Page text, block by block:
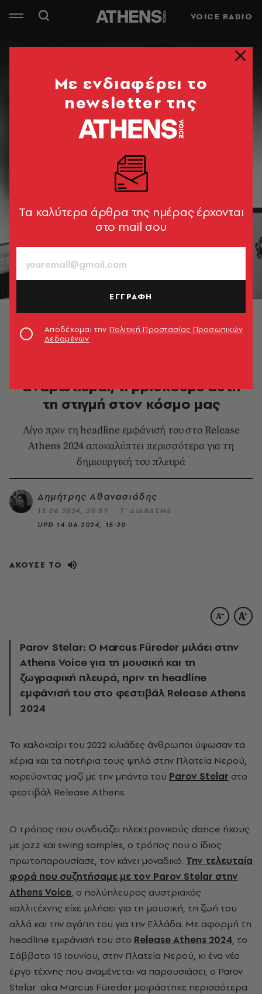
VOICE RADIO
© Tanja Schalling
αναρωτιέμαι, τι βρίσκουμε αυτή
τη στιγμή στον κόσμο μας
Λίγο πριν τη headline εμφάνισή του στο Release
Athens 2024 αποκαλύπτει περισσότερα για τη
δημιουργική του πλευρά
Δημήτρης Αθανασιάδης
13.06.2024, 20:59
7’ ΔΙΑΒΑΣΜΑ
UPD 14.06.2024, 15:20
ΑΚΟΥΣΕ ΤΟ
Parov Stelar: Ο Marcus Füreder μιλάει στην
Athens Voice για τη μουσική και τη
ζωγραφική πλευρά, πριν τη headline
εμφάνισή του στο φεστιβάλ Release Athens
2024
Το καλοκαίρι του 2022 χιλιάδες άνθρωποι ύψωσαν τα
χέρια και τα ποτήρια τους ψηλά στην Πλατεία Νερού,
χορεύοντας μαζί με την μπάντα του Parov Stelar στο
φεστιβάλ Release Athens.
Ο τρόπος που συνδυάζει ηλεκτρονικούς dance ήχους
με jazz και swing samples, ο τρόπος που ο ίδιος
πρωτοπαρουσίασε, τον κάνει μοναδικό. Την τελευταία
φορά που συζητήσαμε με τον Parov Stelar στην
Athens Voice, ο πολύπλευρος αυστριακός
καλλιτέχνης είχε μιλήσει για τη μουσική, τη ζωή του
αλλά και την αγάπη του για την Ελλάδα. Με αφορμή τη
headline εμφάνισή του στο Release Athens 2024, το
Σάββατο 15 Ιουνίου, στην Πλατεία Νερού, κι ένα νέο
έργο τέχνης που αναμένεται να παρουσιάσει, ο Parov
Stelar aka Marcus Füreder μοιράστηκε περισσότερα
Mε ενδιαφέρει το
newsletter της
Tα καλύτερα άρθρα της ημέρας έρχονται
στο mail σου
ΕΓΓΡΑΦΗ
Αποδέχομαι την Πολιτική Προστασίας Προσωπικών
Δεδομένων